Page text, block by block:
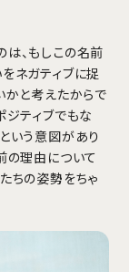
、もしこの名前
ネガティブに捉
かと考えたからで
ジティブでもな
いう意図があり
の理由について
ちの姿勢をちゃ